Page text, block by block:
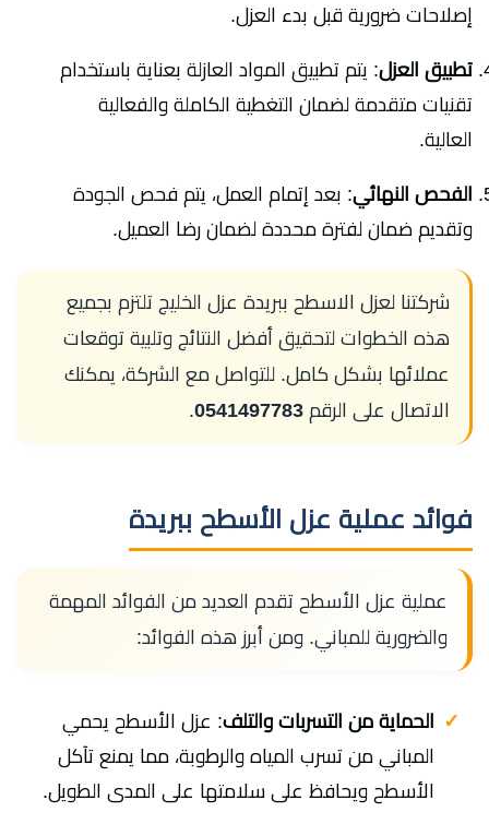
إصلاحات ضرورية قبل بدء العزل.
تطبيق العزل: يتم تطبيق المواد العازلة بعناية باستخدام
تقنيات متقدمة لضمان التغطية الكاملة والفعالية
العالية.
الفحص النهائي: بعد إتمام العمل، يتم فحص الجودة
وتقديم ضمان لفترة محددة لضمان رضا العميل.
شركتنا لعزل الاسطح ببريدة عزل الخليج تلتزم بجميع
هذه الخطوات لتحقيق أفضل النتائج وتلبية توقعات
عملائها بشكل كامل. للتواصل مع الشركة، يمكنك
الاتصال على الرقم 0541497783
.
فوائد عملية عزل الأسطح ببريدة
عملية عزل الأسطح تقدم العديد من الفوائد المهمة
والضرورية للمباني. ومن أبرز هذه الفوائد:
الحماية من التسربات والتلف: عزل الأسطح يحمي
المباني من تسرب المياه والرطوبة، مما يمنع تآكل
الأسطح ويحافظ على سلامتها على المدى الطويل.